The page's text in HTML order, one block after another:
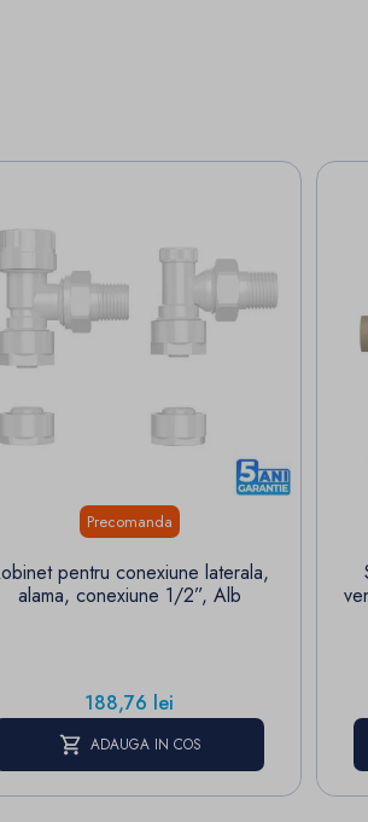
Precomanda
pentru conexiune laterala,
alama, conexiune 1/2”, Alb
Pret
188,76 lei
ADAUGA IN COS